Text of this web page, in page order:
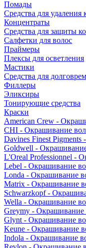
Помады
Средства для удаления
Концентраты
Средства для защиты
Салфетки для волос
Праймеры
Плексы для осветления
Мастики
Средства для
Филлеры
Эликсиры
Тонирующие средства
Краски
American Crew -
CHI - Окрашивание
Davines Finest
Goldwell -
L'Oreal Professionnel -
Lebel - Окрашивание
Londa - Окрашивание
Matrix - Окрашивание
Schwarzkopf -
Wella - Окрашивание
Greymy - Окрашивание
Glynt - Окрашивание
Keune - Окрашивание
Indola - Окрашивание